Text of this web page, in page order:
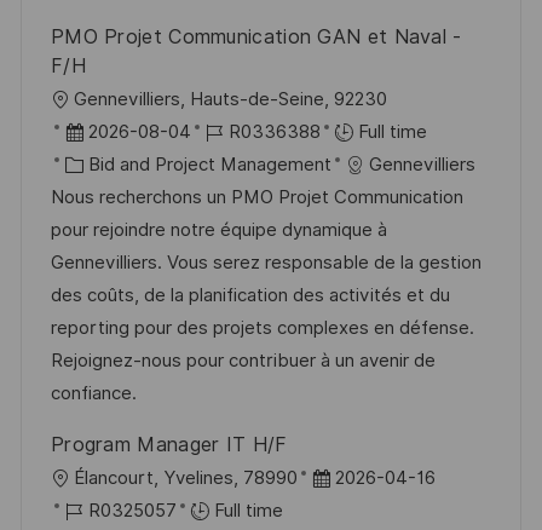
PMO Projet Communication GAN et Naval -
F/H
L
o
c
a
t
i
o
n
Gennevilliers, Hauts-de-Seine, 92230
P
o
s
t
e
d
D
a
t
2026-08-04
J
o
b
I
d
R0336388
Full time
C
a
t
e
g
o
r
y
Bid and Project Management
Gennevilliers
Nous recherchons un PMO Projet Communication
pour rejoindre notre équipe dynamique à
Gennevilliers. Vous serez responsable de la gestion
des coûts, de la planification des activités et du
reporting pour des projets complexes en défense.
Rejoignez-nous pour contribuer à un avenir de
confiance.
Program Manager IT H/F
L
o
Élancourt, Yvelines, 78990
P 2026-04-16
J
R0325057
Full time